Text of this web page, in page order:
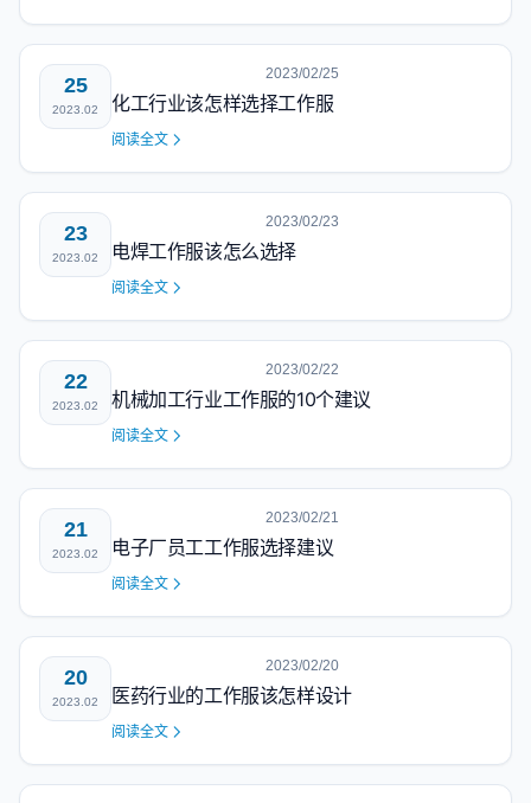
25
2023.02
2023/02/25
化工行业该怎样选择工作服
阅读全文
23
2023.02
2023/02/23
电焊工作服该怎么选择
阅读全文
22
2023.02
2023/02/22
机械加工行业工作服的10个建议
阅读全文
21
2023.02
2023/02/21
电子厂员工工作服选择建议
阅读全文
20
2023.02
2023/02/20
医药行业的工作服该怎样设计
阅读全文